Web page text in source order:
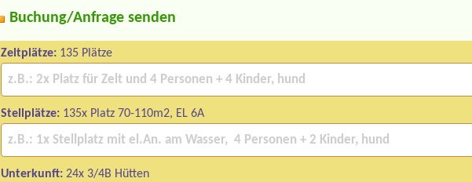
Buchung/Anfrage senden
Zeltplätze: 135 Plätze
Stellplätze: 135x Platz 70-110m2, EL 6A
Unterkunft: 24x 3/4B Hütten